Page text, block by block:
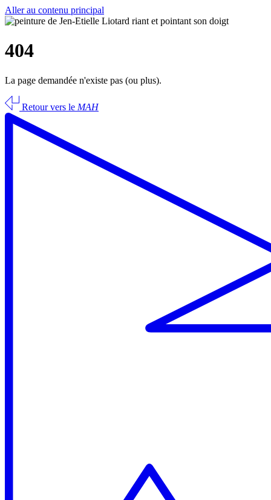
Aller au contenu principal
404
La page demandée n'existe pas (ou plus).
Retour vers le MAH